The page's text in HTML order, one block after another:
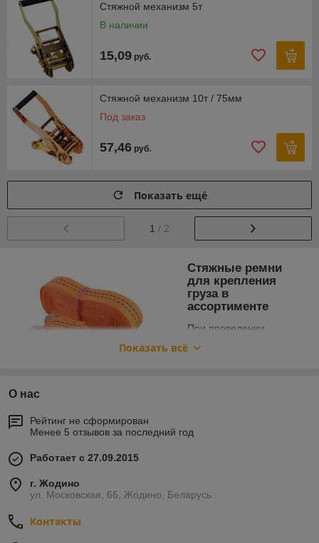
Стяжной механизм 5т
В наличии
15,09 руб.
Стяжной механизм 10т / 75мм
Под заказ
57,46 руб.
Показать ещё
1 / 2
Стяжные ремни
для крепления
груза в
ассортименте
При проведении
инструментов и оборудования имеет решающее значение.
Такие приспособления, как стяжные ремни, не только
удобны в чрезвычайных ситуациях, но и играют важную роль
в надёжной фиксации груза, вне зависимости от условий и
места применения.
Купить стяжные ремни
Трансэксимстрой предлагает широкий выбор стяжных
Показать всё
О нас
Рейтинг не сформирован
Менее 5 отзывов за последний год
Работает с 27.09.2015
г. Жодино
ул. Московская, 66, Жодино, Беларусь
Контакты